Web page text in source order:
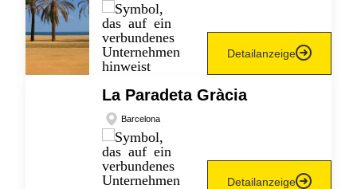
Detailanzeige
La Paradeta Gràcia
Barcelona
Detailanzeige